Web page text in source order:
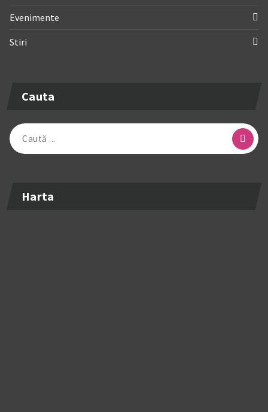
Evenimente
Stiri
Cauta
Caută
după:
Harta